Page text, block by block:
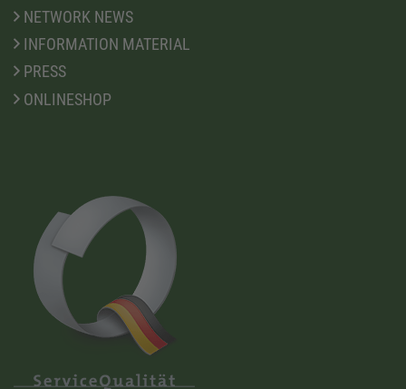
NETWORK NEWS
INFORMATION MATERIAL
PRESS
ONLINESHOP